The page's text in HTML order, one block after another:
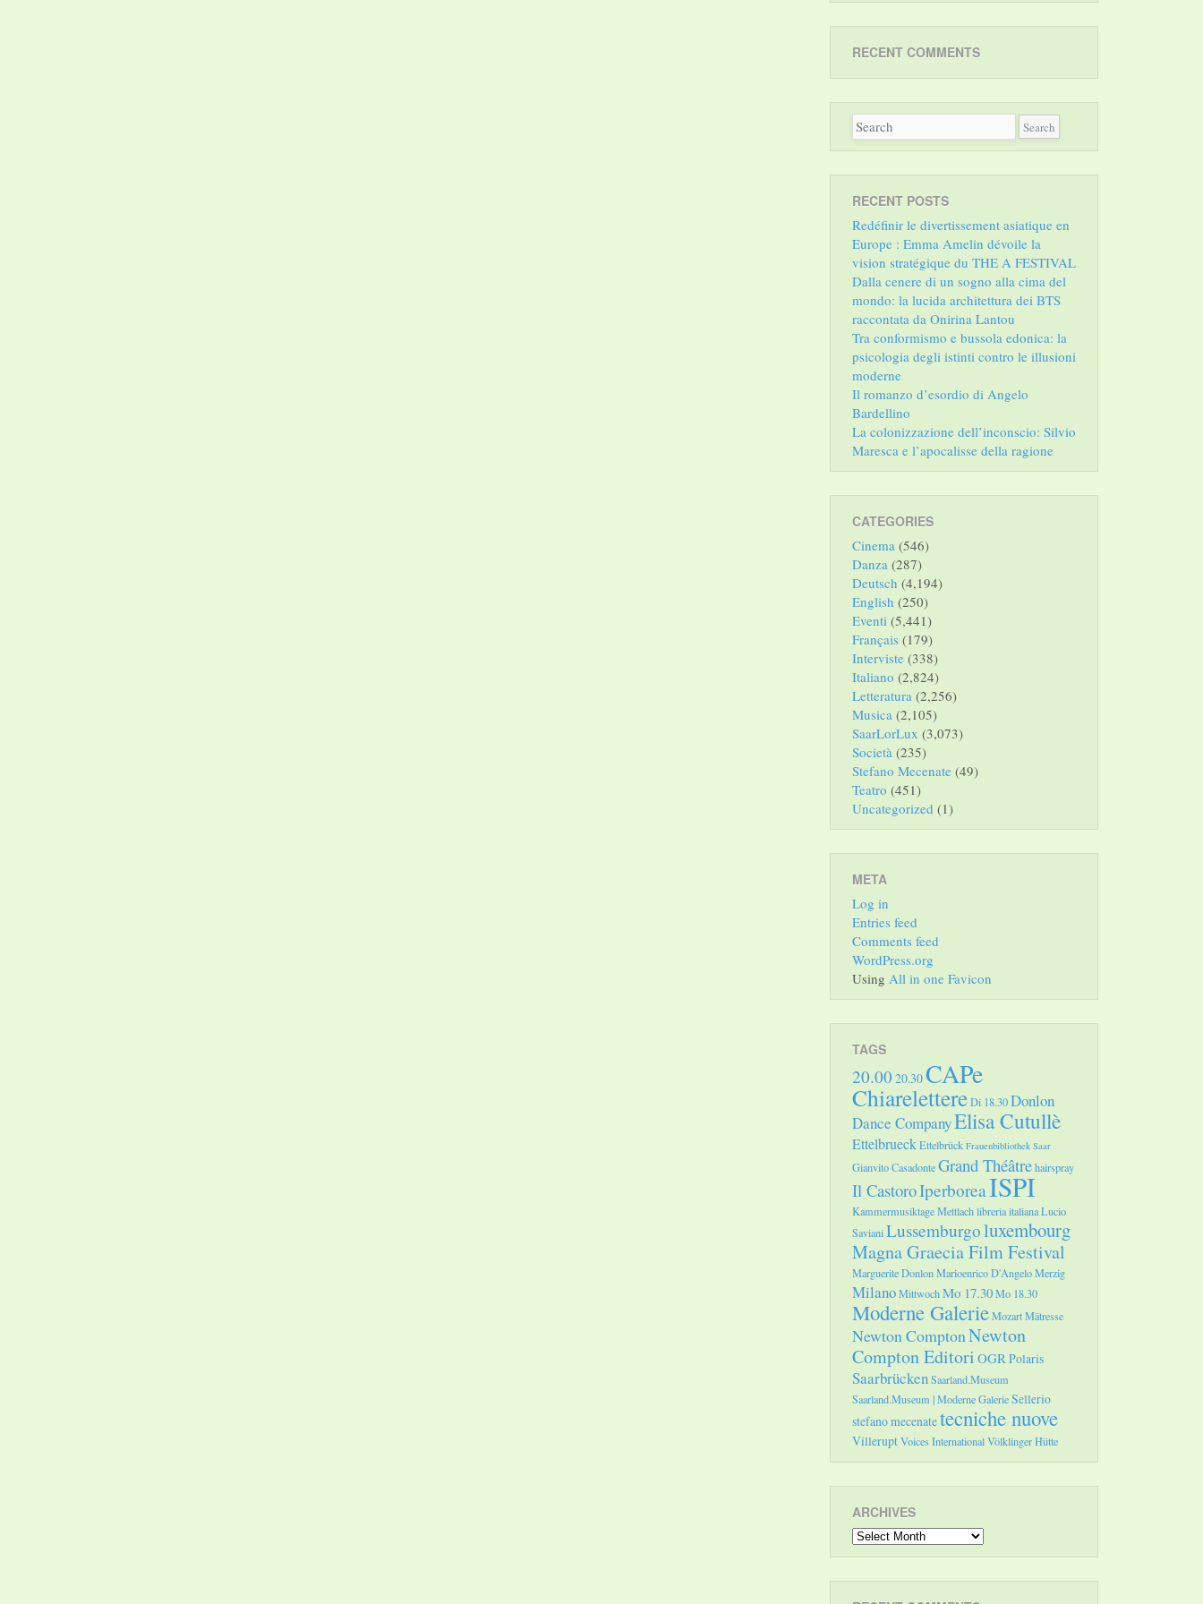
RECENT COMMENTS
RECENT POSTS
Redéfinir le divertissement asiatique en
Europe : Emma Amelin dévoile la
vision stratégique du THE A FESTIVAL
Dalla cenere di un sogno alla cima del
mondo: la lucida architettura dei BTS
raccontata da Onirina Lantou
Tra conformismo e bussola edonica: la
psicologia degli istinti contro le illusioni
moderne
Il romanzo d’esordio di Angelo
Bardellino
La colonizzazione dell’inconscio: Silvio
Maresca e l’apocalisse della ragione
CATEGORIES
Cinema (546)
Danza (287)
Deutsch (4,194)
English (250)
Eventi (5,441)
Français (179)
Interviste (338)
Italiano (2,824)
Letteratura (2,256)
Musica (2,105)
SaarLorLux (3,073)
Società (235)
Stefano Mecenate (49)
Teatro (451)
Uncategorized (1)
META
Log in
Entries feed
Comments feed
WordPress.org
Using All in one Favicon
TAGS
20.00 20.30CAPe
ChiarelettereDi 18.30Donlon
Dance CompanyElisa Cutullè
EttelbrueckEttelbrück Frauenbibliothek Saar
Gianvito CasadonteGrand Théâtrehairspray
Il CastoroIperboreaISPI
Kammermusiktage Mettlachlibreria italianaLucio
SavianiLussemburgoluxembourg
Magna Graecia Film Festival
Marguerite DonlonMarioenrico D'AngeloMerzig
MilanoMittwochMo 17.30Mo 18.30
Moderne GalerieMozartMätresse
Newton ComptonNewton
Compton Editori OGRPolaris
SaarbrückenSaarland.Museum
Saarland.Museum | Moderne GalerieSellerio
stefano mecenatetecniche nuove
VilleruptVoices InternationalVölklinger Hütte
ARCHIVES
Archives